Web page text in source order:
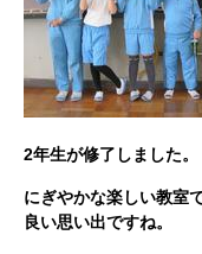
2年生が修了しました。
にぎやかな楽しい教室
良い思い出ですね。